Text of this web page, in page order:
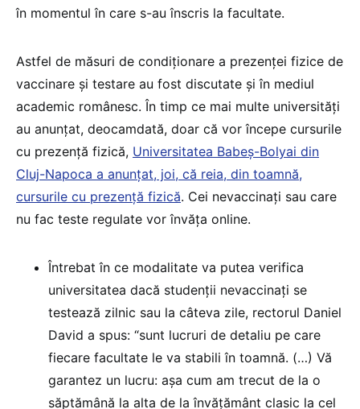
în momentul în care s-au înscris la facultate.
Astfel de măsuri de condiționare a prezenței fizice de
vaccinare și testare au fost discutate și în mediul
academic românesc. În timp ce mai multe universități
au anunțat, deocamdată, doar că vor începe cursurile
cu prezență fizică, Universitatea Babeș-Bolyai din
Cluj-Napoca a anunțat, joi, că reia, din toamnă,
cursurile cu prezență fizică. Cei nevaccinați sau care
nu fac teste regulate vor învăța online.
Întrebat în ce modalitate va putea verifica
universitatea dacă studenții nevaccinați se
testează zilnic sau la câteva zile, rectorul Daniel
David a spus: “sunt lucruri de detaliu pe care
fiecare facultate le va stabili în toamnă. (…) Vă
garantez un lucru: așa cum am trecut de la o
săptămână la alta de la învățământ clasic la cel